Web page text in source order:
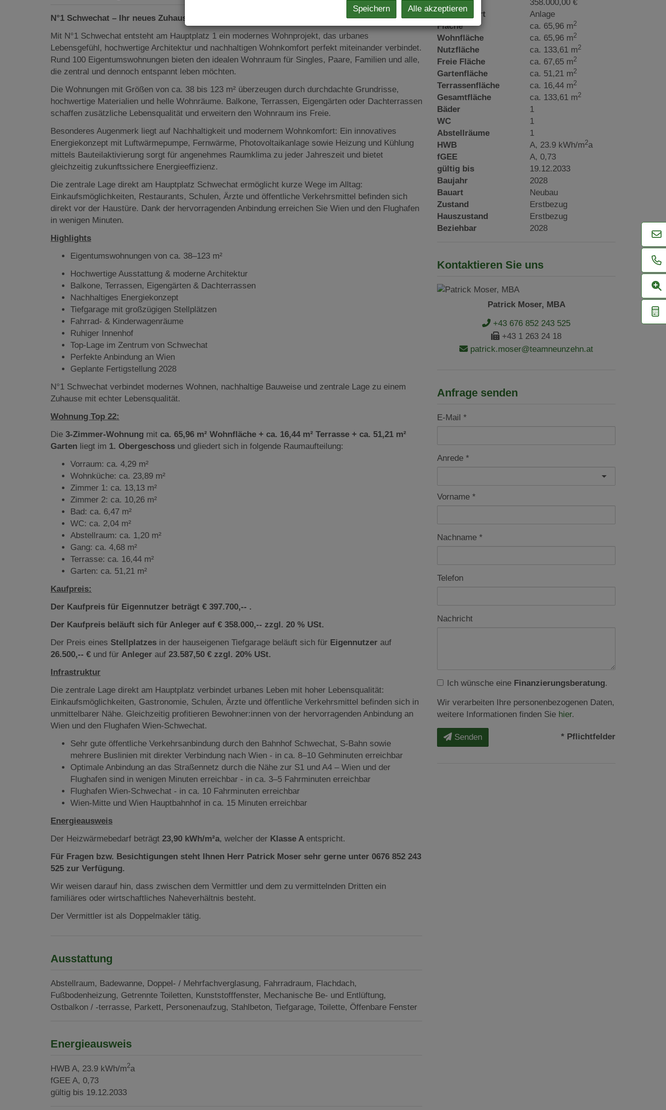
N°1 Schwechat – Ihr neues Zuhause im Herzen der Stadt
Mit N°1 Schwechat entsteht am Hauptplatz 1 ein modernes Wohnprojekt, das urbanes
Lebensgefühl, hochwertige Architektur und nachhaltigen Wohnkomfort perfekt miteinander verbindet.
Rund 100 Eigentumswohnungen bieten den idealen Wohnraum für Singles, Paare, Familien und alle,
die zentral und dennoch entspannt leben möchten.
Die Wohnungen mit Größen von ca. 38 bis 123 m² überzeugen durch durchdachte Grundrisse,
hochwertige Materialien und helle Wohnräume. Balkone, Terrassen, Eigengärten oder Dachterrassen
schaffen zusätzliche Lebensqualität und erweitern den Wohnraum ins Freie.
Besonderes Augenmerk liegt auf Nachhaltigkeit und modernem Wohnkomfort: Ein innovatives
Energiekonzept mit Luftwärmepumpe, Fernwärme, Photovoltaikanlage sowie Heizung und Kühlung
mittels Bauteilaktivierung sorgt für angenehmes Raumklima zu jeder Jahreszeit und bietet
gleichzeitig zukunftssichere Energieeffizienz.
Die zentrale Lage direkt am Hauptplatz Schwechat ermöglicht kurze Wege im Alltag:
Einkaufsmöglichkeiten, Restaurants, Schulen, Ärzte und öffentliche Verkehrsmittel befinden sich
direkt vor der Haustüre. Dank der hervorragenden Anbindung erreichen Sie Wien und den Flughafen
in wenigen Minuten.
Highlights
Eigentumswohnungen von ca. 38–123 m²
Hochwertige Ausstattung & moderne Architektur
Balkone, Terrassen, Eigengärten & Dachterrassen
Nachhaltiges Energiekonzept
Tiefgarage mit großzügigen Stellplätzen
Fahrrad- & Kinderwagenräume
Ruhiger Innenhof
Top-Lage im Zentrum von Schwechat
Perfekte Anbindung an Wien
Geplante Fertigstellung 2028
N°1 Schwechat verbindet modernes Wohnen, nachhaltige Bauweise und zentrale Lage zu einem
Zuhause mit echter Lebensqualität.
Wohnung Top 22:
Die 3-Zimmer-Wohnung mit ca. 65,96 m² Wohnfläche + ca. 16,44 m² Terrasse + ca. 51,21 m²
Garten liegt im 1. Obergeschoss und gliedert sich in folgende Raumaufteilung:
Vorraum: ca. 4,29 m²
Wohnküche: ca. 23,89 m²
Zimmer 1: ca. 13,13 m²
Zimmer 2: ca. 10,26 m²
Bad: ca. 6,47 m²
WC: ca. 2,04 m²
Abstellraum: ca. 1,20 m²
Gang: ca. 4,68 m²
Terrasse: ca. 16,44 m²
Garten: ca. 51,21 m²
Kaufpreis:
Der Kaufpreis für Eigennutzer beträgt € 397.700,-- .
Der Kaufpreis beläuft sich für Anleger auf € 358.000,-- zzgl. 20 % USt.
Der Preis eines Stellplatzes in der hauseigenen Tiefgarage beläuft sich für Eigennutzer auf
26.500,-- € und für Anleger auf 23.587,50 € zzgl. 20% USt.
Infrastruktur
Die zentrale Lage direkt am Hauptplatz verbindet urbanes Leben mit hoher Lebensqualität:
Einkaufsmöglichkeiten, Gastronomie, Schulen, Ärzte und öffentliche Verkehrsmittel befinden sich in
unmittelbarer Nähe. Gleichzeitig profitieren Bewohner:innen von der hervorragenden Anbindung an
Wien und den Flughafen Wien-Schwechat.
Sehr gute öffentliche Verkehrsanbindung durch den Bahnhof Schwechat, S-Bahn sowie
mehrere Buslinien mit direkter Verbindung nach Wien - in ca. 8–10 Gehminuten erreichbar
Optimale Anbindung an das Straßennetz durch die Nähe zur S1 und A4 – Wien und der
Flughafen sind in wenigen Minuten erreichbar - in ca. 3–5 Fahrminuten erreichbar
Flughafen Wien-Schwechat - in ca. 10 Fahrminuten erreichbar
Wien-Mitte und Wien Hauptbahnhof in ca. 15 Minuten erreichbar
Energieausweis
Der Heizwärmebedarf beträgt 23,90 kWh/m²a, welcher der Klasse A entspricht.
Für Fragen bzw. Besichtigungen steht Ihnen Herr Patrick Moser sehr gerne unter 0676 852 243
525 zur Verfügung.
Wir weisen darauf hin, dass zwischen dem Vermittler und dem zu vermittelnden Dritten ein
familiäres oder wirtschaftliches Naheverhältnis besteht.
Der Vermittler ist als Doppelmakler tätig.
Ausstattung
Abstellraum Badewanne Doppel- / Mehrfachverglasung Fahrradraum
Flachdach
Fußbodenheizung Getrennte Toiletten Kunststofffenster Mechanische Be- und Entlüftung
Ostbalkon / -terrasse Parkett Personenaufzug Stahlbeton Tiefgarage Toilette Öffenbare Fenster
Energieausweis
HWB A, 23.9 kWh/m2a
fGEE A, 0,73
gültig bis 19.12.2033
Kaufpreis
358.000,00 €
Nutzungsart
Anlage
Fläche
ca. 65,96 m2
Wohnfläche ca. 65,96 m2
Nutzfläche ca. 133,61 m2
Freie Fläche ca. 67,65 m2
Gartenfläche ca. 51,21 m2
Terrassenfläche ca. 16,44 m2
Gesamtfläche ca. 133,61 m2
Bäder
1
WC
1
Abstellräume
1
HWB
A, 23.9 kWh/m2a
fGEE
A, 0,73
gültig bis
19.12.2033
Baujahr
2028
Bauart
Neubau
Zustand
Erstbezug
Hauszustand
Erstbezug
Beziehbar
2028
Kontaktieren Sie uns
Patrick Moser, MBA
+43 676 852 243 525
+43 1 263 24 18
patrick.moser@teamneunzehn.at
Anfrage senden
E-Mail
Anrede
Vorname
Nachname
Telefon
Nachricht
Ich wünsche eine Finanzierungsberatung.
Wir verarbeiten Ihre personenbezogenen Daten,
weitere Informationen finden Sie hier.
Senden * Pflichtfelder
Speichern Alle akzeptieren